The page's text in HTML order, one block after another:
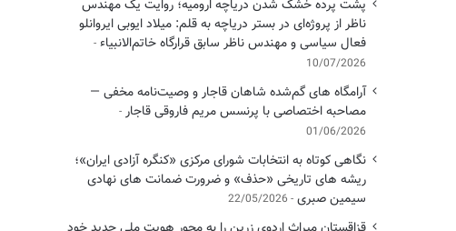
پشت پرده خشک شدن دریاچه ارومیه؛ روایت یک مهندس
ناظر از پروژه‌ای در بستر دریاچه به قلم: میلاد ایوبی ایروانلو
فعال سیاسی و مهندس ناظر سابق قرارگاه خاتم‌الانبیاء
10/07/2026
آرامگاه های گم‌شده شاهان قاجار و وصیت‌نامه مخفی —
مصاحبه اختصاصی با پرنسس مریم فاروقی قاجار
01/06/2026
نگاهی کوتاه به انتخابات شورای مرکزی «کنگره آزادی ایران»؛
ریشه های تاریخی «حذف» و ضرورت ضمانت های نهادی
سیمین صبری 22/05/2026